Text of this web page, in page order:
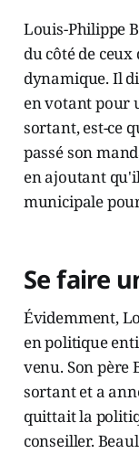
Louis-Philippe
du côté de
dynamique. Il
en votant pour
sortant, est-ce
passé son
en ajoutant
municipale
Se faire
Évidemment,
en politique
venu. Son père
sortant et a
quittait la
conseiller.